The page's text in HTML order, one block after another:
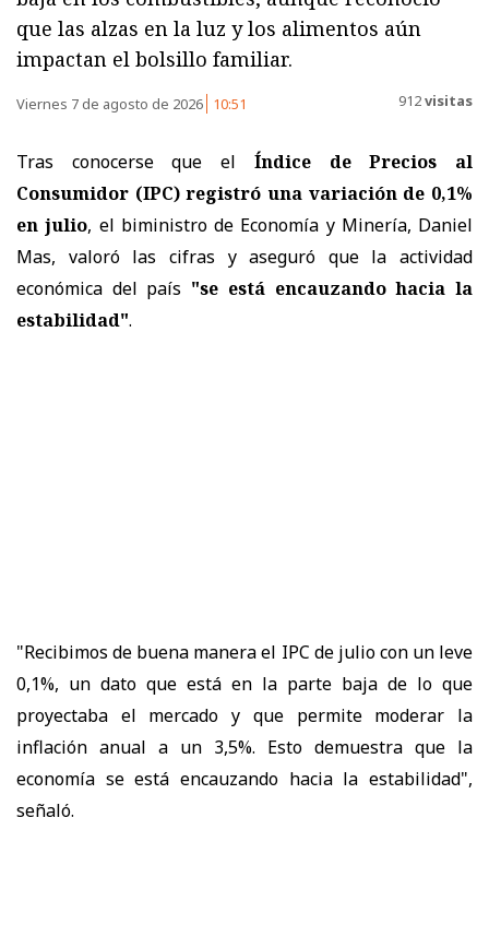
que las alzas en la luz y los alimentos aún
impactan el bolsillo familiar.
Viernes 7 de agosto de 2026 10:51 912visitas
Tras conocerse que el Índice de Precios al
Consumidor (IPC) registró una variación de 0,1%
en julio, el biministro de Economía y Minería, Daniel
Mas, valoró las cifras y aseguró que la actividad
económica del país "se está encauzando hacia la
estabilidad".
"Recibimos de buena manera el IPC de julio con un leve
0,1%, un dato que está en la parte baja de lo que
proyectaba el mercado y que permite moderar la
inflación anual a un 3,5%. Esto demuestra que la
economía se está encauzando hacia la estabilidad",
señaló.